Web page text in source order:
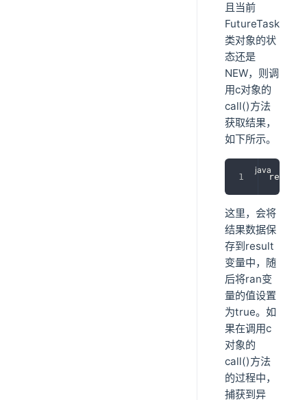
且当前
FutureTask
类对象的状
态还是
NEW，则调
用c对象的
call()方法
获取结果，
如下所示。
result
这里，会将
结果数据保
存到result
变量中，随
后将ran变
量的值设置
为true。如
果在调用c
对象的
call()方法
的过程中，
捕获到异